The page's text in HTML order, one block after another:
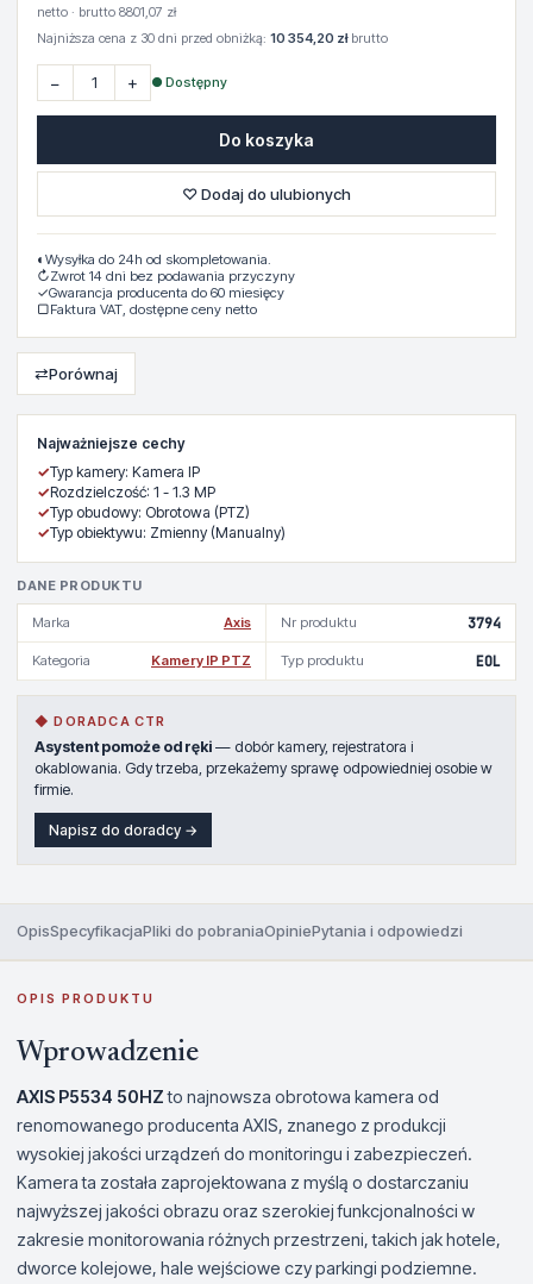
Najważniejsze cechy
✓Typ kamery: Kamera IP
✓Rozdzielczość: 1 - 1.3 MP
✓Typ obudowy: Obrotowa (PTZ)
✓Typ obiektywu: Zmienny (Manualny)
DANE PRODUKTU
Marka Axis Nr produktu 3794
Kategoria Kamery IP PTZ Typ produktu EOL
◆ DORADCA CTR
Asystent pomoże od ręki — dobór kamery, rejestratora i
okablowania. Gdy trzeba, przekażemy sprawę odpowiedniej osobie w
firmie.
Napisz do doradcy →
netto · brutto 8801,07 zł
Najniższa cena z 30 dni przed obniżką: 10 354,20 złbrutto
− + ● Dostępny
Do koszyka
♡ Dodaj do ulubionych
◐ Wysyłka do 24h od skompletowania.
↻Zwrot 14 dni bez podawania przyczyny
✓Gwarancja producenta do 60 miesięcy
▢Faktura VAT, dostępne ceny netto
⇄Porównaj
OpisSpecyfikacjaPliki do pobraniaOpiniePytania i odpowiedzi
OPIS PRODUKTU
Wprowadzenie
AXIS P5534 50HZto najnowsza obrotowa kamera od
renomowanego producenta AXIS, znanego z produkcji
wysokiej jakości urządzeń do monitoringu i zabezpieczeń.
Kamera ta została zaprojektowana z myślą o dostarczaniu
najwyższej jakości obrazu oraz szerokiej funkcjonalności w
zakresie monitorowania różnych przestrzeni, takich jak hotele,
dworce kolejowe, hale wejściowe czy parkingi podziemne.